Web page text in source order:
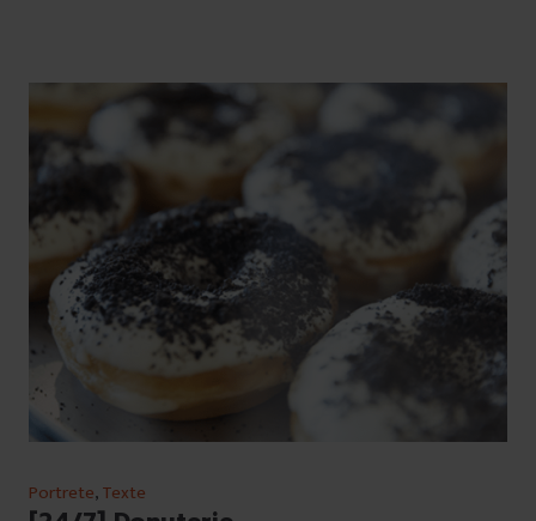
Portrete,Texte